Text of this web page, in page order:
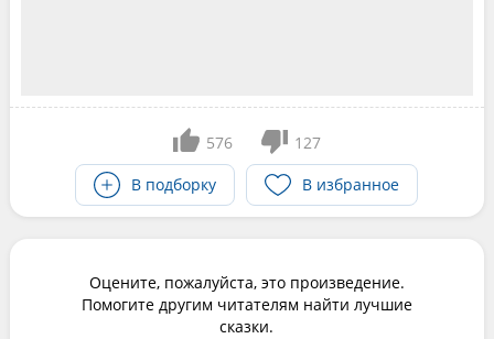
576
127
В подборку
В избранное
Оцените, пожалуйста, это произведение.
Помогите другим читателям найти лучшие
сказки.